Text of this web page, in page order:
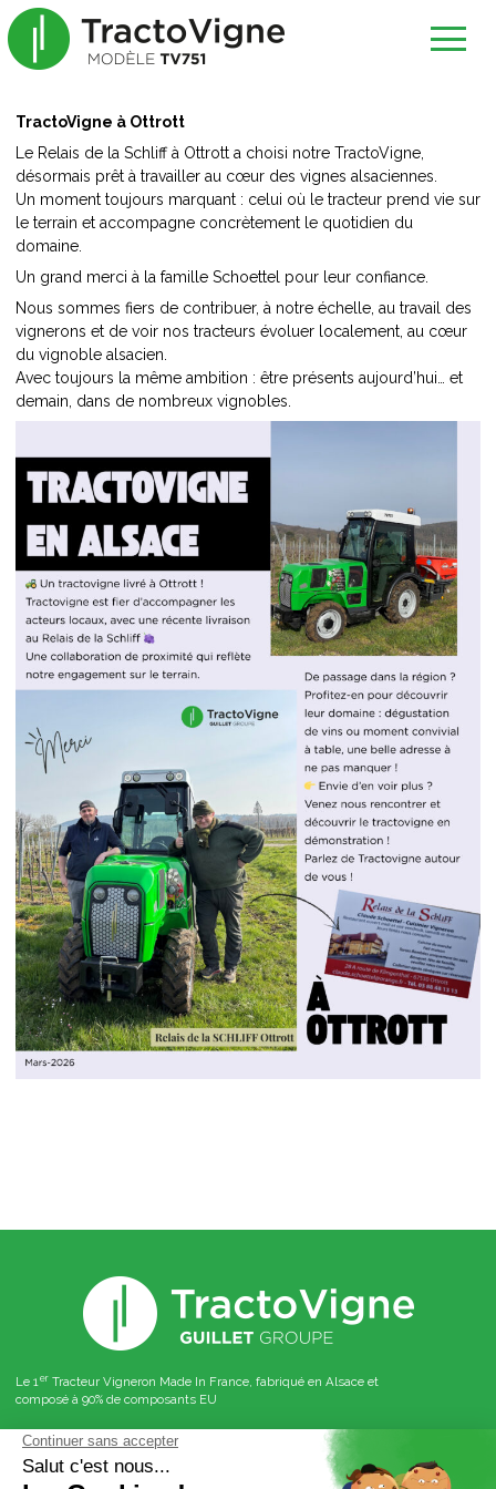
TractoVigne à Ottrott
Le Relais de la Schliff à Ottrott a choisi notre TractoVigne,
désormais prêt à travailler au cœur des vignes alsaciennes.
Un moment toujours marquant : celui où le tracteur prend vie sur
le terrain et accompagne concrètement le quotidien du
domaine.
Un grand merci à la famille Schoettel pour leur confiance.
Nous sommes fiers de contribuer, à notre échelle, au travail des
vignerons et de voir nos tracteurs évoluer localement, au cœur
du vignoble alsacien.
Avec toujours la même ambition : être présents aujourd’hui… et
demain, dans de nombreux vignobles.
Le 1er Tracteur Vigneron Made In France, fabriqué en Alsace et
composé à 90% de composants EU
Suivez nous sur les réseaux sociaux